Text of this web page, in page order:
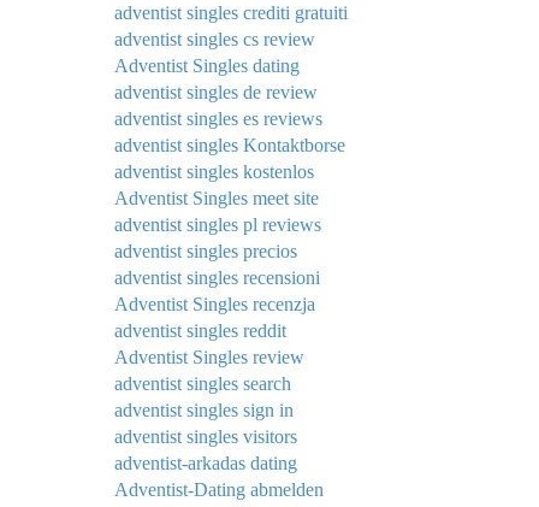
adventist singles crediti gratuiti
adventist singles cs review
Adventist Singles dating
adventist singles de review
adventist singles es reviews
adventist singles Kontaktborse
adventist singles kostenlos
Adventist Singles meet site
adventist singles pl reviews
adventist singles precios
adventist singles recensioni
Adventist Singles recenzja
adventist singles reddit
Adventist Singles review
adventist singles search
adventist singles sign in
adventist singles visitors
adventist-arkadas dating
Adventist-Dating abmelden